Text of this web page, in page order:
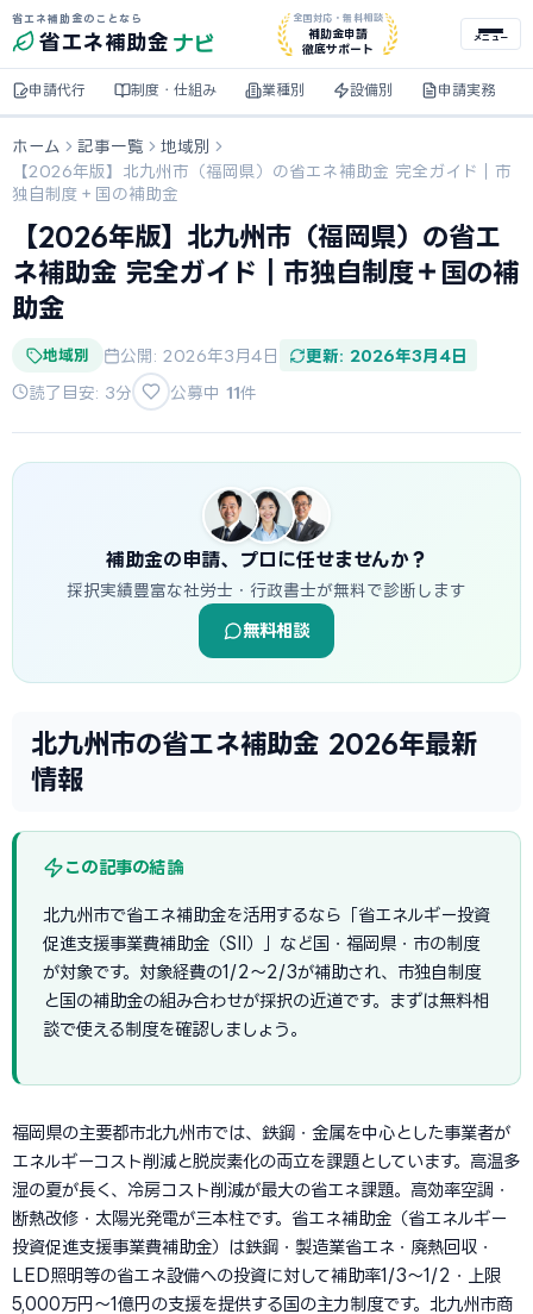
省エネ補助金のことなら
省エネ補助金 ナビ
全国対応・無料相談
補助金申請
徹底サポート
メニュー
申請代行 制度・仕組み 業種別 設備別 申請実務
ホーム 記事一覧
地域別
【2026年版】北九州市（福岡県）の省エネ補助金 完全ガイド｜市
独自制度＋国の補助金
【2026年版】北九州市（福岡県）の省エ
ネ補助金 完全ガイド｜市独自制度＋国の補
助金
地域別 公開: 2026年3月4日 更新: 2026年3月4日
読了目安: 3分 公募中 11件
補助金の申請、プロに任せませんか？
採択実績豊富な社労士・行政書士が無料で診断します
無料相談
北九州市の省エネ補助金 2026年最新
情報
この記事の結論
北九州市で省エネ補助金を活用するなら「省エネルギー投資
促進支援事業費補助金（SII）」など国・福岡県・市の制度
が対象です。対象経費の1/2〜2/3が補助され、市独自制度
と国の補助金の組み合わせが採択の近道です。まずは無料相
談で使える制度を確認しましょう。
福岡県の主要都市北九州市では、鉄鋼・金属を中心とした事業者が
エネルギーコスト削減と脱炭素化の両立を課題としています。高温多
湿の夏が長く、冷房コスト削減が最大の省エネ課題。高効率空調・
断熱改修・太陽光発電が三本柱です。省エネ補助金（省エネルギー
投資促進支援事業費補助金）は鉄鋼・製造業省エネ・廃熱回収・
LED照明等の省エネ設備への投資に対して補助率1/3〜1/2・上限
5,000万円〜1億円の支援を提供する国の主力制度です。北九州市商